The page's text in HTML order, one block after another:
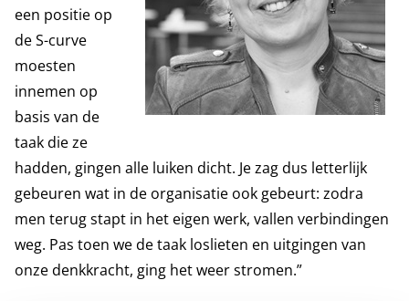
een positie op
de S-curve
moesten
innemen op
basis van de
taak die ze
hadden, gingen alle luiken dicht. Je zag dus letterlijk
gebeuren wat in de organisatie ook gebeurt: zodra
men terug stapt in het eigen werk, vallen verbindingen
weg. Pas toen we de taak loslieten en uitgingen van
onze denkkracht, ging het weer stromen.”